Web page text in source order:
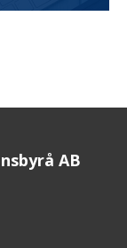
AB